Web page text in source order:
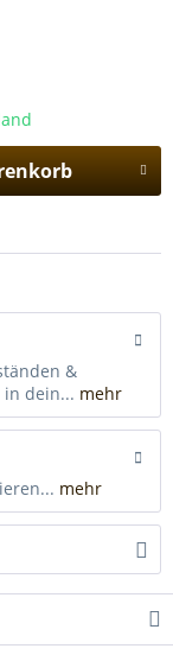
&
in dein... mehr
mehr